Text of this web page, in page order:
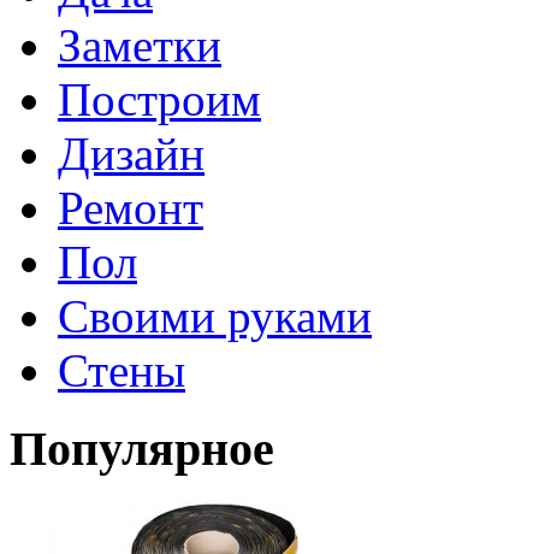
Заметки
Построим
Дизайн
Ремонт
Пол
Своими руками
Стены
Популярное